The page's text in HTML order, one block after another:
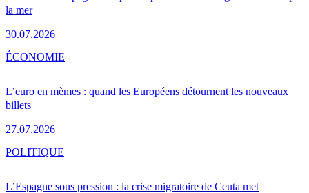
la mer
30.07.2026
L’euro en mèmes : quand les Européens détournent les nouveaux
billets
27.07.2026
ÉCONOMIE
L’Espagne sous pression : la crise migratoire de Ceuta met
POLITIQUE